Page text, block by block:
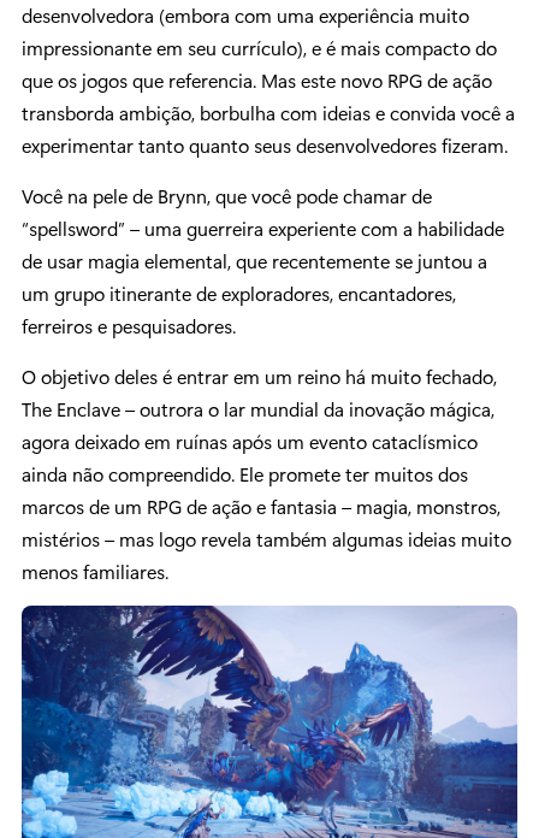
desenvolvedora (embora com uma experiência muito
impressionante em seu currículo), e é mais compacto do
que os jogos que referencia. Mas este novo RPG de ação
transborda ambição, borbulha com ideias e convida você a
experimentar tanto quanto seus desenvolvedores fizeram.
Você na pele de Brynn, que você pode chamar de
“spellsword” – uma guerreira experiente com a habilidade
de usar magia elemental, que recentemente se juntou a
um grupo itinerante de exploradores, encantadores,
ferreiros e pesquisadores.
O objetivo deles é entrar em um reino há muito fechado,
The Enclave – outrora o lar mundial da inovação mágica,
agora deixado em ruínas após um evento cataclísmico
ainda não compreendido. Ele promete ter muitos dos
marcos de um RPG de ação e fantasia – magia, monstros,
mistérios – mas logo revela também algumas ideias muito
menos familiares.